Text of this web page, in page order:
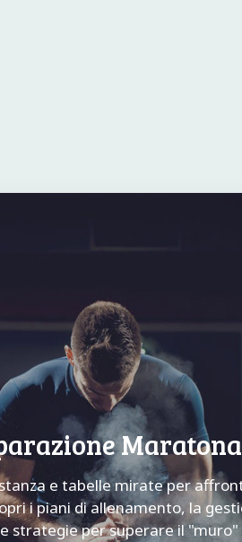
Maratona
e tabelle mirate per
i piani di allenamento, la
strategie per superare il "muro"